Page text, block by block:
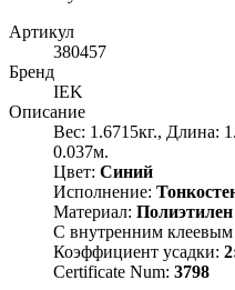
Артикул
380457
Бренд
IEK
Описание
Вес: 1.6715кг., Длина:
0.037м.
Цвет: Синий
Исполнение:
Материал: Полиэтилен
С внутренним клеевым
Коэффициент усадки:
Certificate Num: 3798